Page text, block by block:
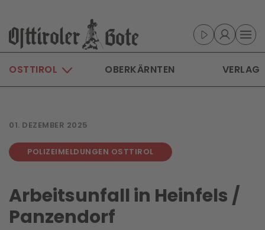
Skip to main content
OSTTIROL OBERKÄRNTEN VERLAG
01. DEZEMBER 2025
POLIZEIMELDUNGEN OSTTIROL
Arbeitsunfall in Heinfels /
Panzendorf